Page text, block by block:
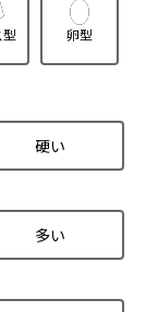
卵型
硬い
多い